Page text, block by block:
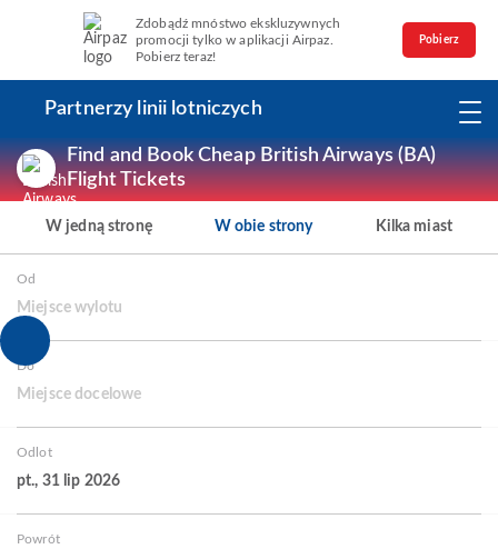
Zdobądź mnóstwo ekskluzywnych
promocji tylko w aplikacji Airpaz.
Pobierz teraz!
Pobierz
Partnerzy linii lotniczych
Find and Book Cheap British Airways (BA)
Flight Tickets
W jedną stronę W obie strony Kilka miast
Od
Miejsce wylotu
Do
Miejsce docelowe
Odlot
pt., 31 lip 2026
Powrót